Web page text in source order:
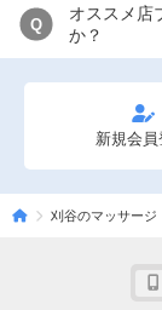
Q
オススメ店
か？
新規会員
刈谷のマッサージ